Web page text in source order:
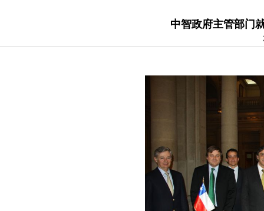
中智政府主管部门